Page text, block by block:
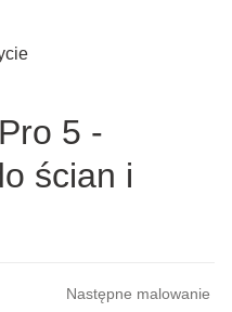
5 -
ścian i
Następne malowanie